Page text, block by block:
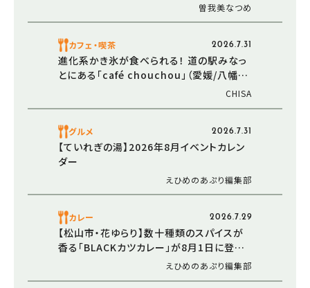
に行ってみた（愛媛/今治市・おでかけレポ）
曽我美なつめ
カフェ・喫茶 2026.7.31
進化系かき氷が食べられる！ 道の駅みなっ
とにある「café chouchou」（愛媛/八幡浜
CHISA
グルメ 2026.7.31
【ていれぎの湯】2026年8月イベントカレン
ダー
えひめのあぷり編集部
カレー 2026.7.29
【松山市・花ゆらり】数十種類のスパイスが
香る「BLACKカツカレー」が8月1日に登場！
サウナ後の新定番を目指す「サ飯-1.0」第2
えひめのあぷり編集部